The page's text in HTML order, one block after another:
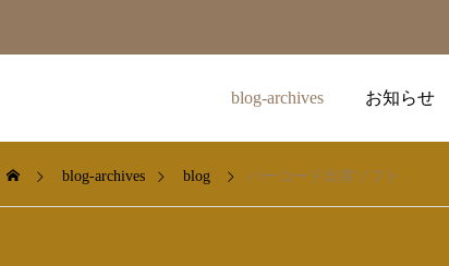
blog-archives お知らせ
blog-archives blog バーコード出席ソフト